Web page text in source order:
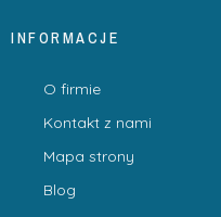
INFORMACJE
O firmie
Kontakt z nami
Mapa strony
Blog